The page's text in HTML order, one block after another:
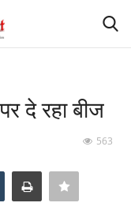
दे रहा बीज
563